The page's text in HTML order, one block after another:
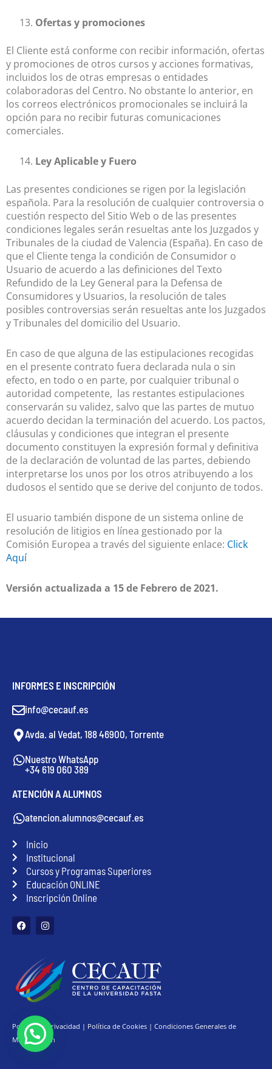
Ofertas y promociones
El Cliente está conforme con recibir información, ofertas
y promociones de otros cursos y acciones formativas,
incluidos los de otras empresas o entidades
colaboradoras del Centro. No obstante lo anterior, en
los correos electrónicos promocionales se incluirá la
opción para no recibir futuras comunicaciones
comerciales.
Ley Aplicable y Fuero
Las presentes condiciones se rigen por la legislación
española. Para la resolución de cualquier controversia o
cuestión respecto del Sitio Web o de las presentes
condiciones legales serán resueltas ante los Juzgados y
Tribunales de la ciudad de Valencia (España). En caso de
que el Cliente tenga la condición de Consumidor o
Usuario de acuerdo a las definiciones del Texto
Refundido de la Ley General para la Defensa de
Consumidores y Usuarios, la resolución de tales
posibles controversias serán resueltas ante los Juzgados
y Tribunales del domicilio del Usuario.
En caso de que alguna de las estipulaciones recogidas
en el presente contrato fuera declarada nula o sin
efecto, en todo o en parte, por cualquier tribunal o
autoridad competente, las restantes estipulaciones
conservarán su validez, salvo que las partes de mutuo
acuerdo decidan la terminación del acuerdo. Los pactos,
cláusulas y condiciones que integran el presente
documento constituyen la expresión formal y definitiva
de la declaración de voluntad de las partes, debiendo
interpretarse los unos por los otros atribuyendo a los
dudosos el sentido que se derive del conjunto de todos.
El usuario también dispone de un sistema online de
resolución de litigios en línea gestionado por la
Comisión Europea a través del siguiente enlace: Click
Aquí
Versión actualizada a 15 de Febrero de 2021.
INFORMES E INSCRIPCIÓN
info@cecauf.es
Avda. al Vedat, 188 46900, Torrente
Nuestro WhatsApp
+34 619 060 389
ATENCIÓN A ALUMNOS
atencion.alumnos@cecauf.es
Inicio
Institucional
Cursos y Programas Superiores
Educación ONLINE
Inscripción Online
F
a
c
o
k
I
n
s
g
r
a
m
Política de Privacidad | Política de Cookies | Condiciones Generales de
Matriculación